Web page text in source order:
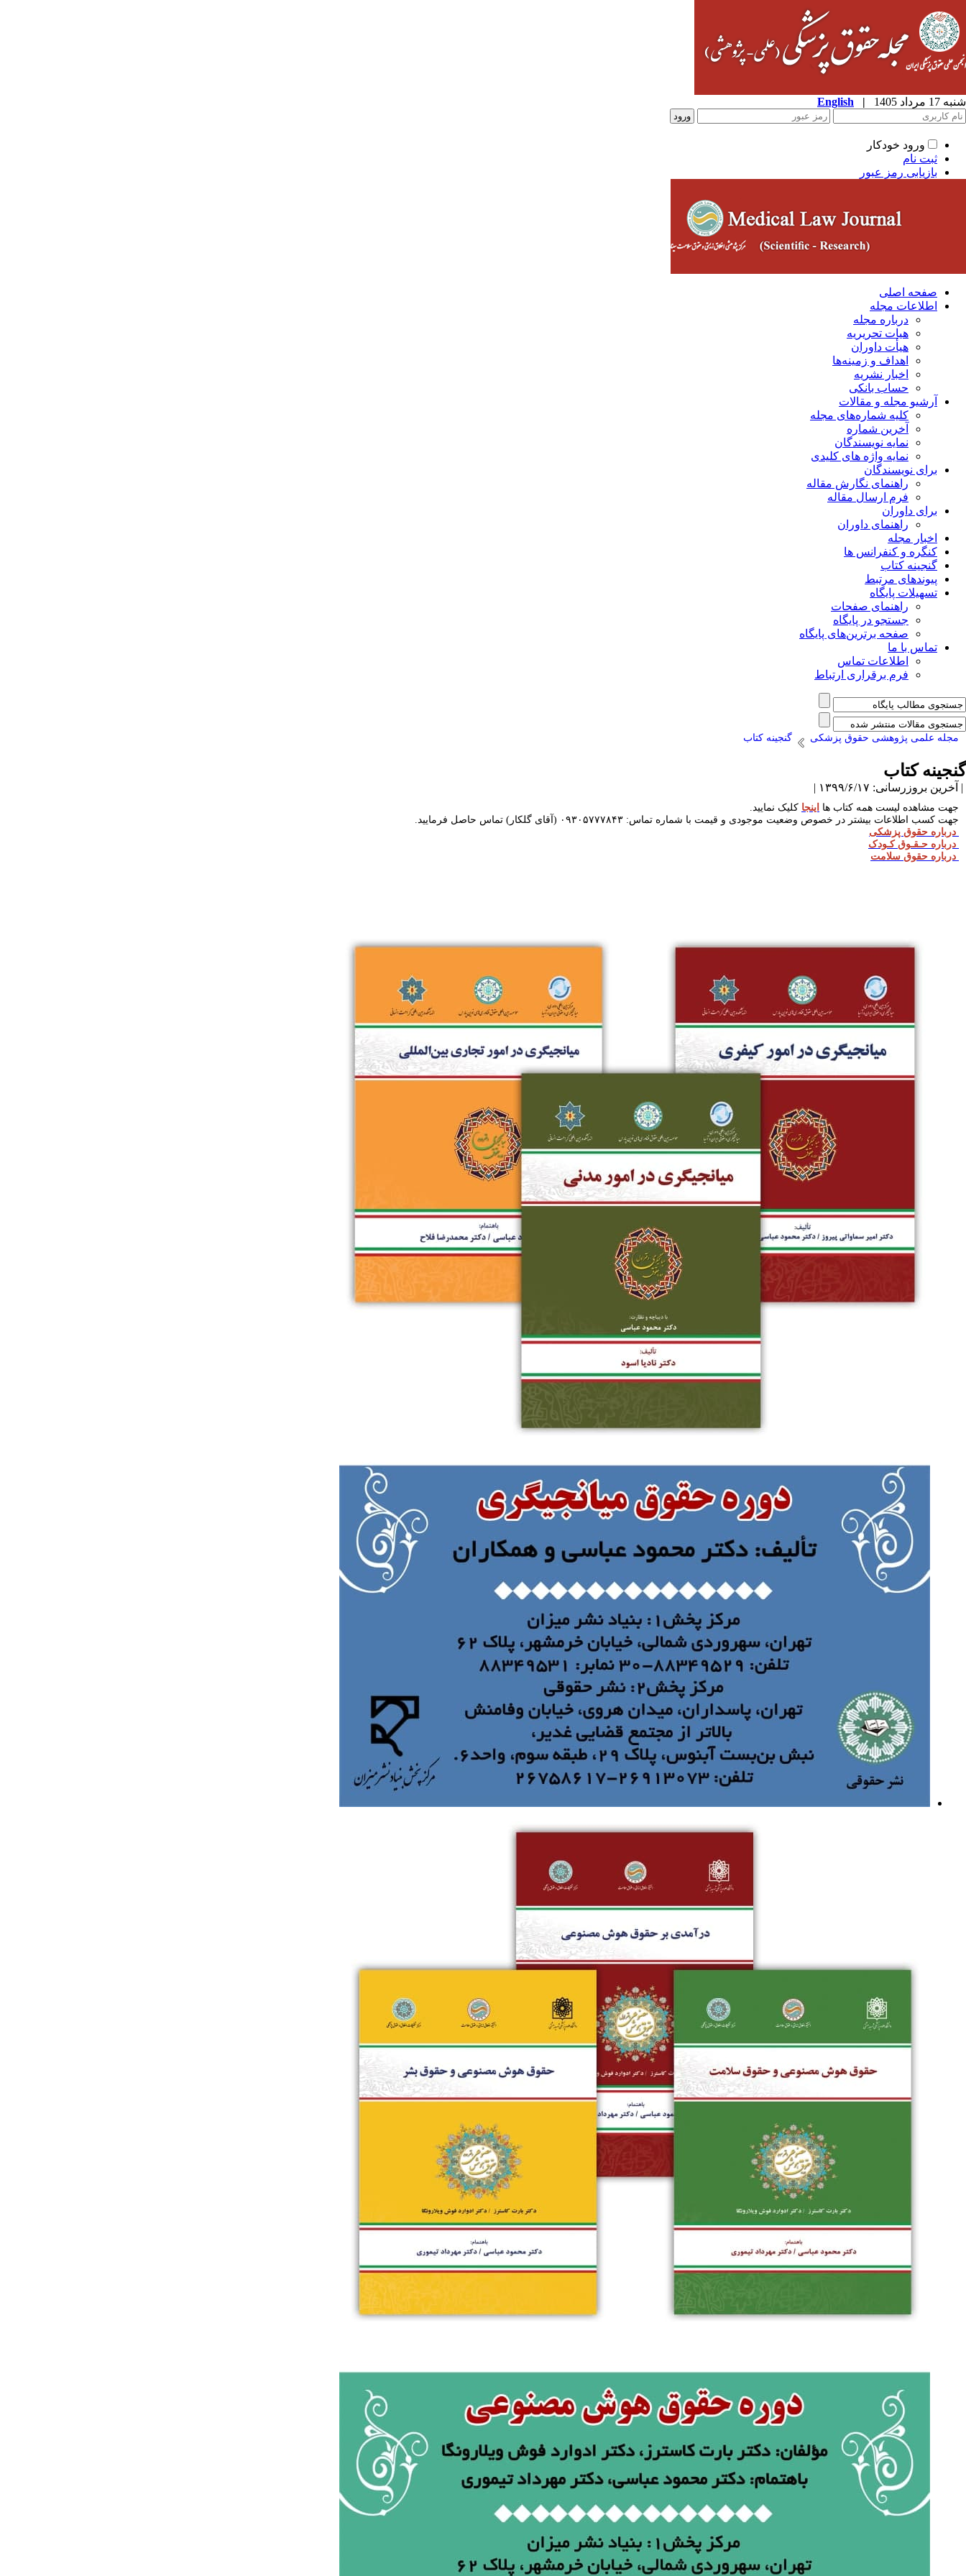
شنبه 17 مرداد 1405 |
English
ورود خودکار
ثبت نام
بازیابی رمز عبور
صفحه اصلی
اطلاعات مجله
درباره مجله
هیات تحریریه
هیأت داوران
اهداف و زمینه‌ها
اخبار نشریه
حساب بانکی
آرشیو مجله و مقالات
کلیه شماره‌های مجله
آخرین شماره
نمایه نویسندگان
نمایه واژه های کلیدی
برای نویسندگان
راهنمای نگارش مقاله
فرم ارسال مقاله
برای داوران
راهنمای داوران
اخبار مجله
کنگره و کنفرانس ها
گنجینه کتاب
پیوندهای مرتبط
تسهیلات پایگاه
راهنمای صفحات
جستجو در پایگاه
صفحه برترین‌های پایگاه
تماس با ما
اطلاعات تماس
فرم برقراری ارتباط
مجله علمی پژوهشی حقوق پزشکی گنجینه کتاب
گنجینه کتاب
| آخرین بروزرسانی: ۱۳۹۹/۶/۱۷ |
جهت مشاهده لیست همه کتاب ها اینجا کلیک نمایید.
جهت کسب اطلاعات بیشتر در خصوص وضعیت موجودی و قیمت با شماره تماس: ۰۹۳۰۵۷۷۷۸۴۳ (آقای گلکار) تماس حاصل فرمایید.
درباره حقوق پزشکی
درباره حـقـوق کـودک
درباره حقوق سلامت